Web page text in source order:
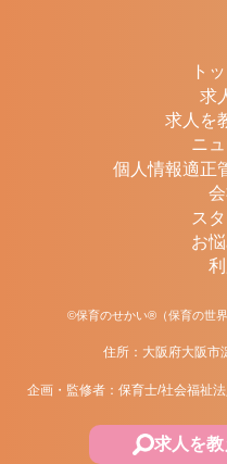
ト
求
求人を
ニ
個人情報適正
ス
お
©保育のせかい®（保育の世
住所：大阪府大阪市
企画・監修者：保育士/社会福祉
求人を教